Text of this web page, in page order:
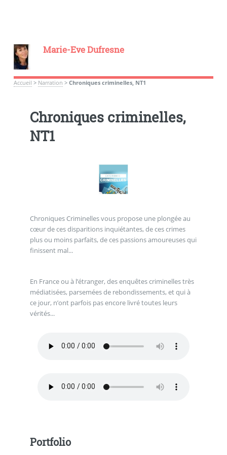
Marie-Eve Dufresne
Accueil > Narration > Chroniques criminelles, NT1
Chroniques criminelles,
NT1
Chroniques Criminelles vous propose une plongée au
cœur de ces disparitions inquiétantes, de ces crimes
plus ou moins parfaits, de ces passions amoureuses qui
finissent mal...
En France ou à l’étranger, des enquêtes criminelles très
médiatisées, parsemées de rebondissements, et qui à
ce jour, n’ont parfois pas encore livré toutes leurs
vérités...
Portfolio